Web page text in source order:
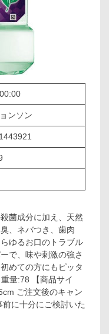
ンソン
菌成分に加え、天然
、ネバつき、歯肉
ゆるお口のトラブル
で、味や刺激の強さ
めての方にもピッタ
量:78 【商品サイ
ご注文後のキャン
に十分にご検討いた